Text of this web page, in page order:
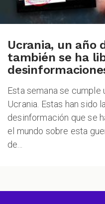
Ucrania, un año
también se ha
Esta semana se cumple
Ucrania. Estas han sido
desinformación que se
el mundo sobre esta
de...